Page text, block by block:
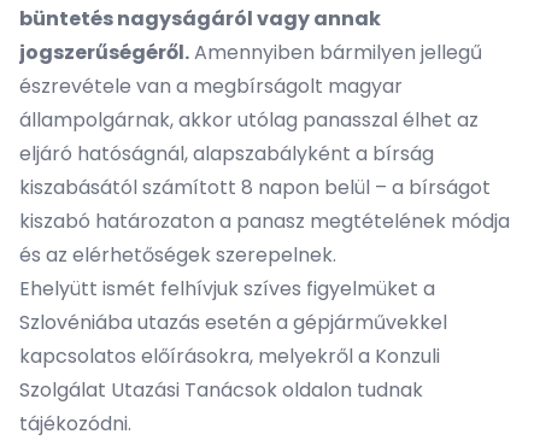
büntetés nagyságáról vagy annak
jogszerűségéről.Amennyiben bármilyen jellegű
észrevétele van a megbírságolt magyar
állampolgárnak, akkor utólag panasszal élhet az
eljáró hatóságnál, alapszabályként a bírság
kiszabásától számított 8 napon belül – a bírságot
kiszabó határozaton a panasz megtételének módja
és az elérhetőségek szerepelnek.
Ehelyütt ismét felhívjuk szíves figyelmüket a
Szlovéniába utazás esetén a gépjárművekkel
kapcsolatos előírásokra, melyekről a Konzuli
Szolgálat Utazási Tanácsokoldalon tudnak
tájékozódni.